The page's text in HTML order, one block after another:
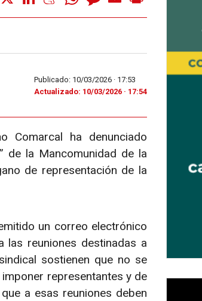
Publicado: 10/03/2026 · 17:53
Actualizado: 10/03/2026 · 17:54
Comarcal ha denunciado
de la Mancomunidad de la
de representación de la
un correo electrónico
las reuniones destinadas a
sostienen que no se
representantes y de
a esas reuniones deben